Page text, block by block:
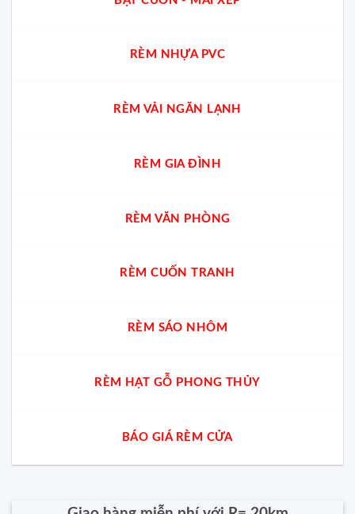
RÈM NHỰA PVC
RÈM VẢI NGĂN LẠNH
RÈM GIA ĐÌNH
RÈM VĂN PHÒNG
RÈM CUỐN TRANH
RÈM SÁO NHÔM
RÈM HẠT GỖ PHONG THỦY
BÁO GIÁ RÈM CỬA